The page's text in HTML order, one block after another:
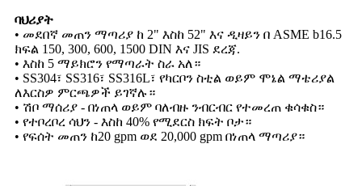
ባህሪያት
• መደበኛ መጠን ማጣሪያ ከ 2" እስከ 52" እና ዲዛይን በ ASME b16.5
ክፍል 150, 300, 600, 1500 DIN እና JIS ደረጃ.
• እስከ 5 ማይክሮን የማጣራት ስራ አለ።
• SS304፣ SS316፣ SS316L፣ የካርቦን ስቲል ወይም ሞኔል ማቴሪያል
ለእርስዎ ምርጫዎች ይገኛሉ።
• ሽቦ ማሰሪያ - በነጠላ ወይም ባለብዙ ንብርብር የተመረጠ ቁሳቁስ።
• የተቦረቦረ ሳህን - እስከ 40% የሚደርስ ክፍት ቦታ።
• የፍሰት መጠን ከ20 gpm ወደ 20,000 gpm በነጠላ ማጣሪያ።